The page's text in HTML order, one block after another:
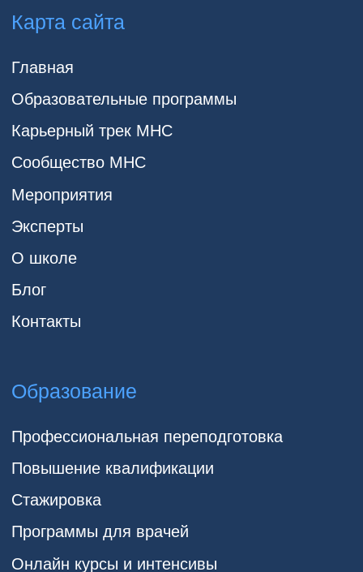
Образовательная лицензия
Согласие на получение рекламной
Порядок оказания платных образовательных
услуг
Публичная оферта
Согласие на обработку персональных
данных
Политика обработки персональных данных
Разработка сайта: Артем Алексеев
и психиатрии MHC | Школа